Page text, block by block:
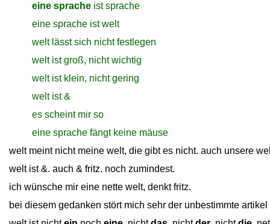
eine sprache ist sprache
eine sprache ist welt
welt lässt sich nicht festlegen
welt ist groß, nicht wichtig
welt ist klein, nicht gering
welt ist &
es scheint mir so
eine sprache fängt keine mäuse
welt meint nicht meine welt, die gibt es nicht. auch unsere
welt ist &. auch & fritz. noch zumindest.
ich wünsche mir eine nette welt, denkt fritz.
bei diesem gedanken stört mich sehr der unbestimmte artikel